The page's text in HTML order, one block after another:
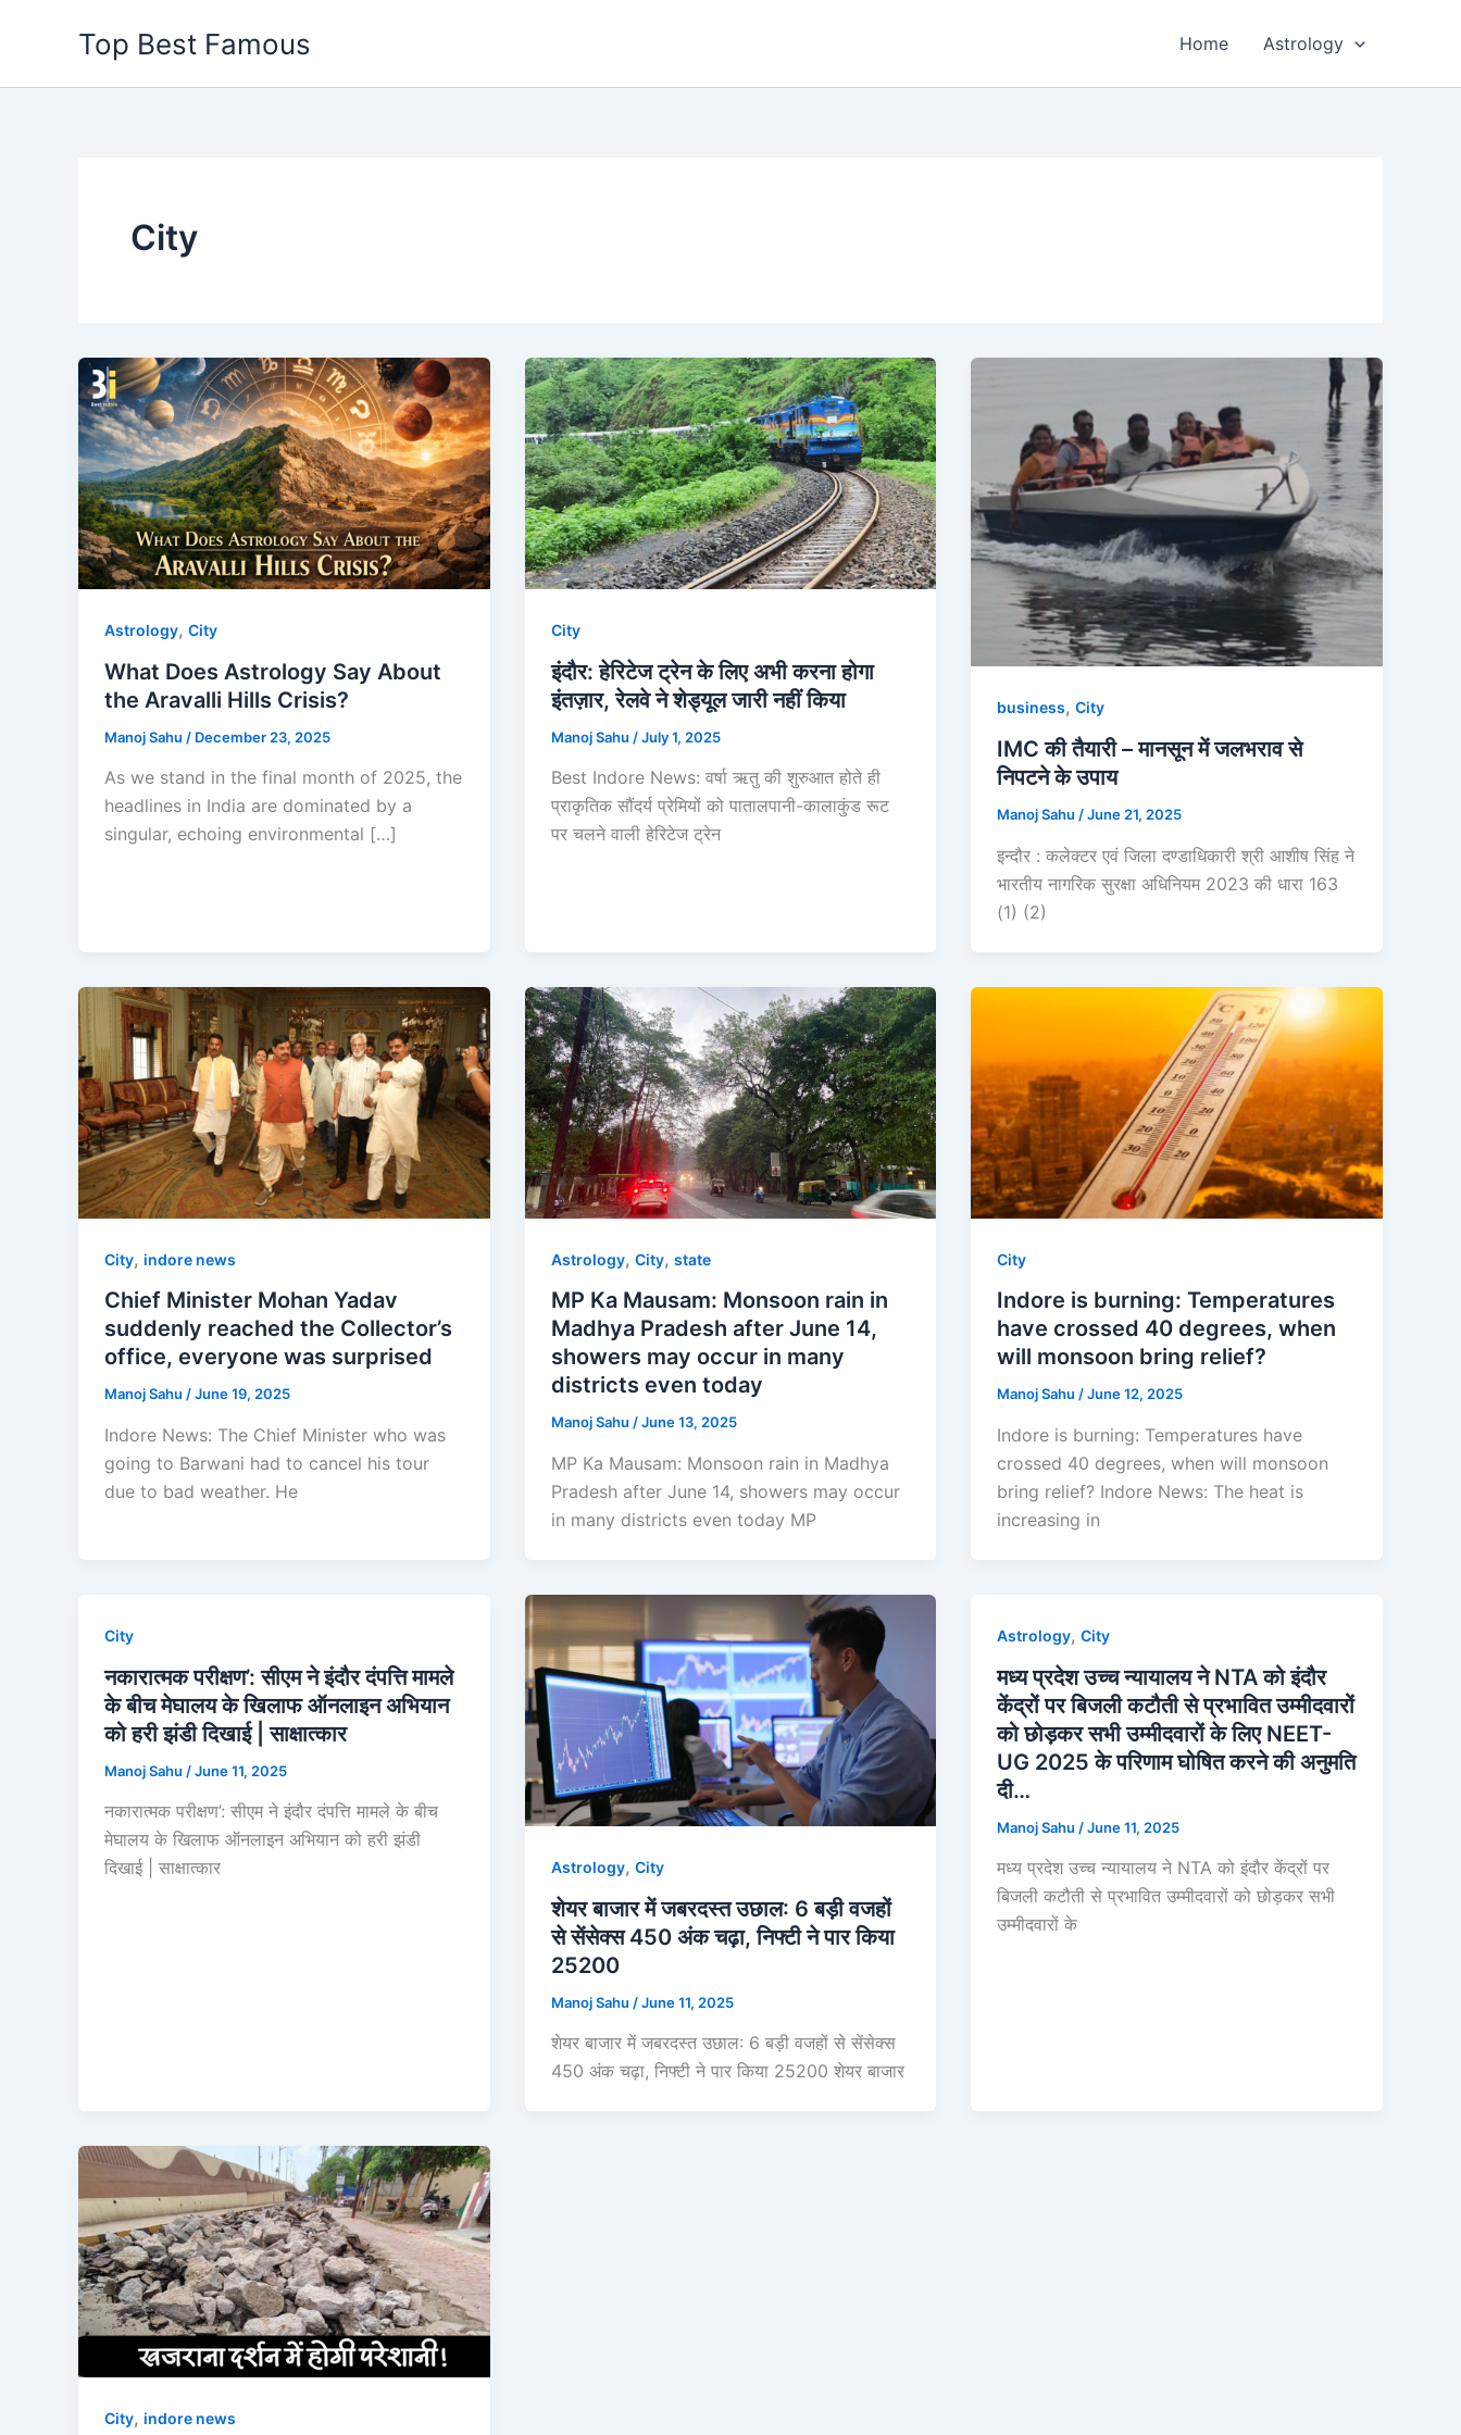
Top Best Famous Home Astrology
City
Astrology, City
What Does Astrology Say About
the Aravalli Hills Crisis?
Manoj Sahu / December 23, 2025
As we stand in the final month of 2025, the
headlines in India are dominated by a
singular, echoing environmental […]
City
इंदौर: हेरिटेज ट्रेन के लिए अभी करना होगा
इंतज़ार, रेलवे ने शेड्यूल जारी नहीं किया
Manoj Sahu /July 1, 2025
Best Indore News: वर्षा ऋतु की शुरुआत होते ही
प्राकृतिक सौंदर्य प्रेमियों को पातालपानी-कालाकुंड रूट
पर चलने वाली हेरिटेज ट्रेन
business,City
IMC की तैयारी – मानसून में जलभराव से
निपटने के उपाय
Manoj Sahu /June 21, 2025
इन्दौर : कलेक्टर एवं जिला दण्डाधिकारी श्री आशीष सिंह ने
भारतीय नागरिक सुरक्षा अधिनियम 2023 की धारा 163
(1) (2)
City, indore news
Chief Minister Mohan Yadav
suddenly reached the Collector’s
office, everyone was surprised
Manoj Sahu /June 19, 2025
Indore News: The Chief Minister who was
going to Barwani had to cancel his tour
due to bad weather. He
Astrology, City, state
MP Ka Mausam: Monsoon rain in
Madhya Pradesh after June 14,
showers may occur in many
districts even today
Manoj Sahu /June 13, 2025
MP Ka Mausam: Monsoon rain in Madhya
Pradesh after June 14, showers may occur
in many districts even today MP
City
Indore is burning: Temperatures
have crossed 40 degrees, when
will monsoon bring relief?
Manoj Sahu/June 12, 2025
Indore is burning: Temperatures have
crossed 40 degrees, when will monsoon
bring relief? Indore News: The heat is
increasing in
City
नकारात्मक परीक्षण’: सीएम ने इंदौर दंपत्ति मामले
के बीच मेघालय के खिलाफ ऑनलाइन अभियान
को हरी झंडी दिखाई | साक्षात्कार
Manoj Sahu /June 11, 2025
नकारात्मक परीक्षण’: सीएम ने इंदौर दंपत्ति मामले के बीच
मेघालय के खिलाफ ऑनलाइन अभियान को हरी झंडी
दिखाई | साक्षात्कार
Astrology, City
शेयर बाजार में जबरदस्त उछाल: 6 बड़ी वजहों
से सेंसेक्स 450 अंक चढ़ा, निफ्टी ने पार किया
25200
Manoj Sahu /June 11, 2025
शेयर बाजार में जबरदस्त उछाल: 6 बड़ी वजहों से सेंसेक्स
450 अंक चढ़ा, निफ्टी ने पार किया 25200 शेयर बाजार
Astrology,City
मध्य प्रदेश उच्च न्यायालय ने NTA को इंदौर
केंद्रों पर बिजली कटौती से प्रभावित उम्मीदवारों
को छोड़कर सभी उम्मीदवारों के लिए NEET-
UG 2025 के परिणाम घोषित करने की अनुमति
दी…
Manoj Sahu /June 11, 2025
मध्य प्रदेश उच्च न्यायालय ने NTA को इंदौर केंद्रों पर
बिजली कटौती से प्रभावित उम्मीदवारों को छोड़कर सभी
उम्मीदवारों के
City, indore news